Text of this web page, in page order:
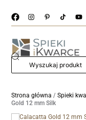
Strona główna /Spieki
Gold 12 mm Silk